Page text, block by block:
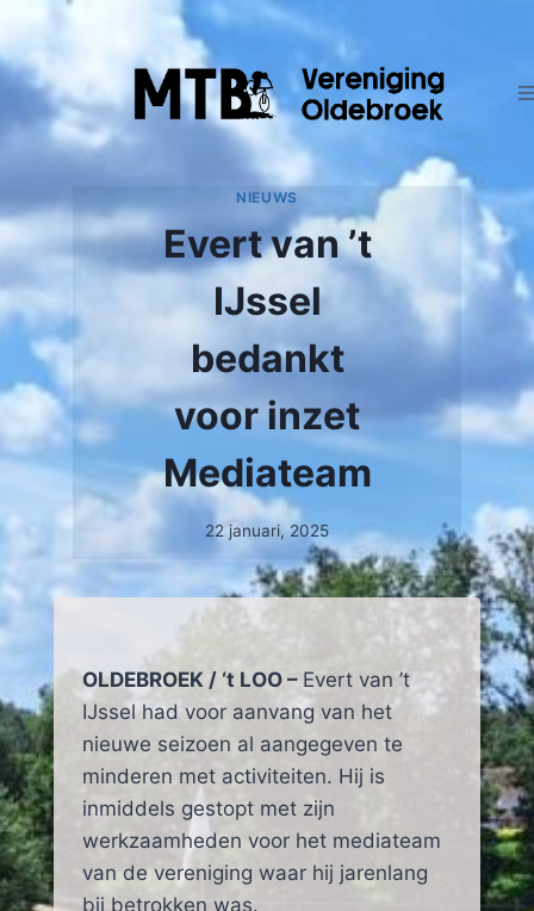
naar
inhoud
NIEUWS
Evert van ’t
IJssel
bedankt
voor inzet
Mediateam
22 januari, 2025
OLDEBROEK / ‘t LOO – Evert van ’t
IJssel had voor aanvang van het
nieuwe seizoen al aangegeven te
minderen met activiteiten. Hij is
inmiddels gestopt met zijn
werkzaamheden voor het mediateam
van de vereniging waar hij jarenlang
bij betrokken was.